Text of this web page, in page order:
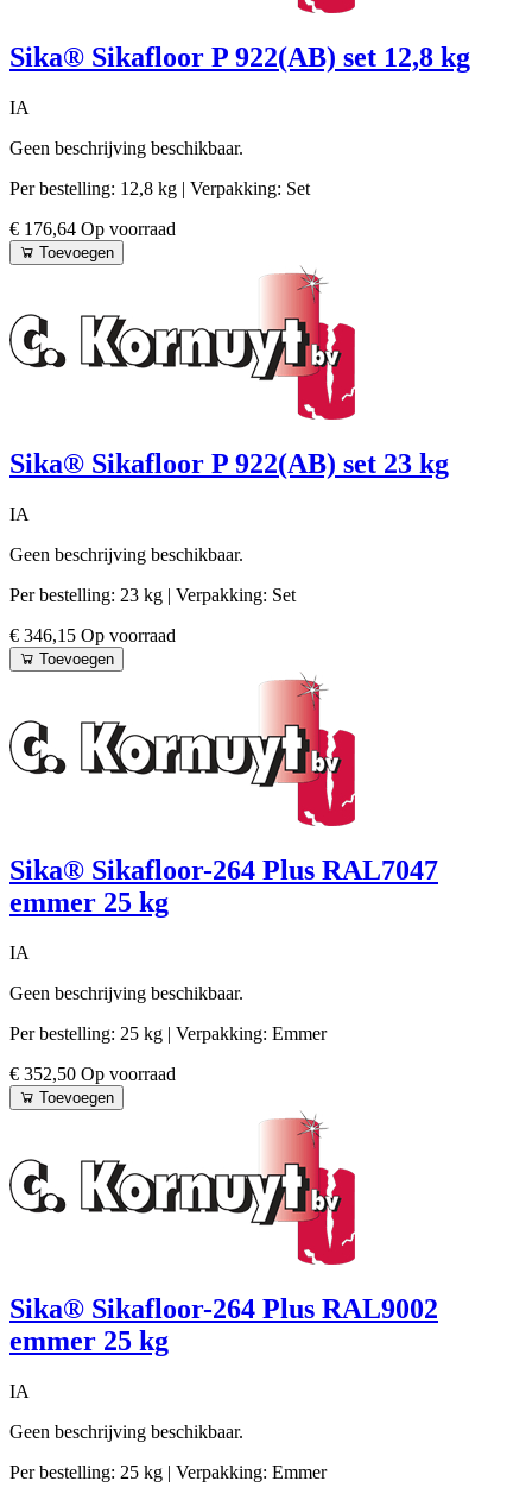
Sika® Sikafloor P 922(AB) set 12,8 kg
IA
Geen beschrijving beschikbaar.
Per bestelling: 12,8 kg | Verpakking: Set
€ 176,64 Op voorraad
Toevoegen
Sika® Sikafloor P 922(AB) set 23 kg
IA
Geen beschrijving beschikbaar.
Per bestelling: 23 kg | Verpakking: Set
€ 346,15 Op voorraad
Toevoegen
Sika® Sikafloor-264 Plus RAL7047
emmer 25 kg
IA
Geen beschrijving beschikbaar.
Per bestelling: 25 kg | Verpakking: Emmer
€ 352,50 Op voorraad
Toevoegen
Sika® Sikafloor-264 Plus RAL9002
emmer 25 kg
IA
Geen beschrijving beschikbaar.
Per bestelling: 25 kg | Verpakking: Emmer